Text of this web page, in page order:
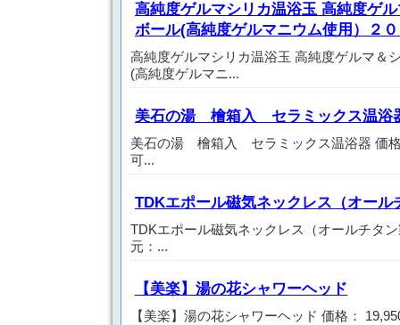
高純度ゲルマシリカ温浴玉 高純度ゲ
ボール(高純度ゲルマニウム使用）２
高純度ゲルマシリカ温浴玉 高純度ゲルマ＆
(高純度ゲルマニ...
美石の湯 檜箱入 セラミックス温浴
美石の湯 檜箱入 セラミックス温浴器 価格
可...
TDKエポール磁気ネックレス（オール
TDKエポール磁気ネックレス（オールチタ
元：...
【美楽】湯の花シャワーヘッド
【美楽】湯の花シャワーヘッド 価格：